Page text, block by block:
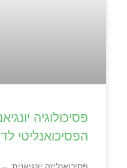
פסיכולוגיה
הפסיכואנליטי
פסיכואנליזה יונגיאנית